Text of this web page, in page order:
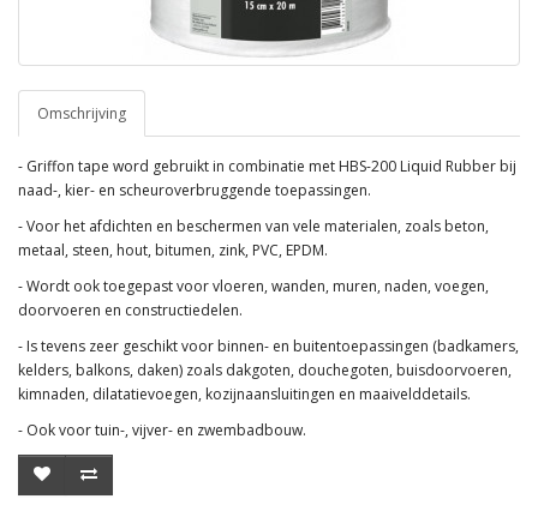
Omschrijving
- Griffon tape word gebruikt in combinatie met HBS-200 Liquid Rubber bij
naad-, kier- en scheuroverbruggende toepassingen.
- Voor het afdichten en beschermen van vele materialen, zoals beton,
metaal, steen, hout, bitumen, zink, PVC, EPDM.
- Wordt ook toegepast voor vloeren, wanden, muren, naden, voegen,
doorvoeren en constructiedelen.
- Is tevens zeer geschikt voor binnen- en buitentoepassingen (badkamers,
kelders, balkons, daken) zoals dakgoten, douchegoten, buisdoorvoeren,
kimnaden, dilatatievoegen, kozijnaansluitingen en maaivelddetails.
- Ook voor tuin-, vijver- en zwembadbouw.